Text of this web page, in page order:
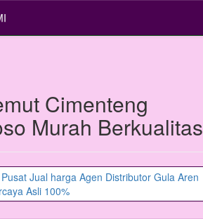
Cimenteng
Murah Berkualitas